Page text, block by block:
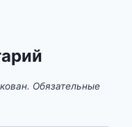
Обязательные